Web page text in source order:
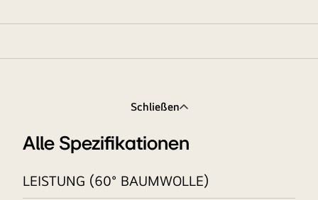
Schließen
Alle Spezifikationen
LEISTUNG (60° BAUMWOLLE)